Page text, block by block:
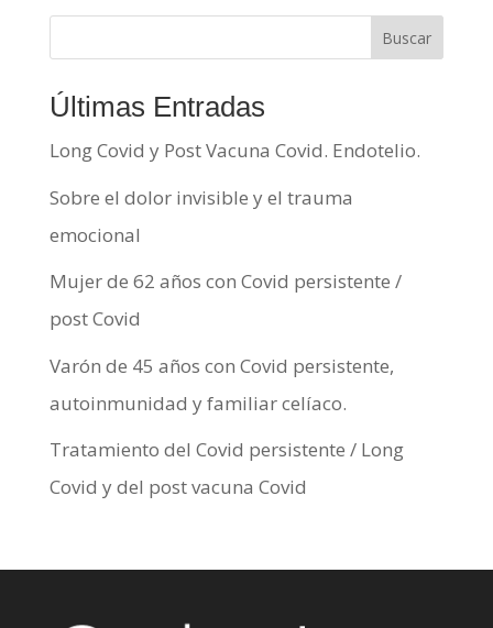
Buscar
Últimas Entradas
Long Covid y Post Vacuna Covid. Endotelio.
Sobre el dolor invisible y el trauma
emocional
Mujer de 62 años con Covid persistente /
post Covid
Varón de 45 años con Covid persistente,
autoinmunidad y familiar celíaco.
Tratamiento del Covid persistente / Long
Covid y del post vacuna Covid